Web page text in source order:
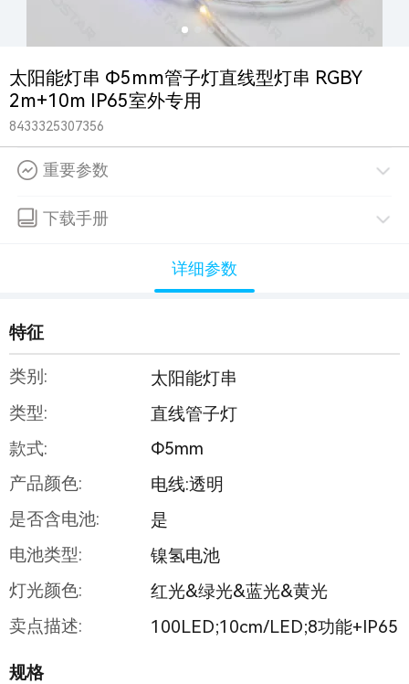
太阳能灯串 Φ5mm管子灯直线型灯串 RGBY
2m+10m IP65室外专用
8433325307356
重要参数
下载手册
详细参数
特征
类别:
太阳能灯串
类型:
直线管子灯
款式:
Φ5mm
产品颜色:
电线:透明
是否含电池:
是
电池类型:
镍氢电池
灯光颜色:
红光&绿光&蓝光&黄光
卖点描述:
100LED;10cm/LED;8功能+IP65
规格